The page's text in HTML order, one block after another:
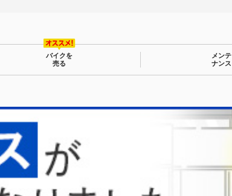
バイクを
売る
メンテ
ナンス